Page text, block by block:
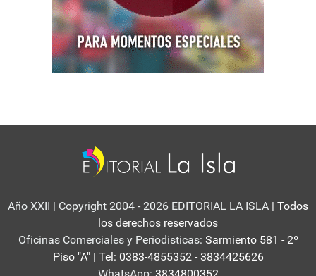
Año XXII | Copyright 2004 - 2026 EDITORIAL LA ISLA | Todos
los derechos reservados
Oficinas Comerciales y Periodisticas: Sarmiento 581 - 2º
Piso "A" | Tel: 0383-4855352 - 3834425626